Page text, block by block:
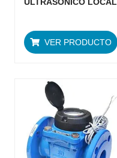
VER PRODUCTO